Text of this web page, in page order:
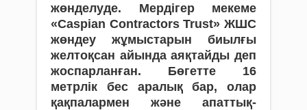
жөнделуде. Мердігер мекеме
«Caspian Contractors Trust» ЖШС
жөндеу жұмыстарын биылғы
желтоқсан айында аяқтайды деп
жоспарланған. Бөгетте 16
метрлік бес аралық бар, олар
қақпалармен және апаттық-